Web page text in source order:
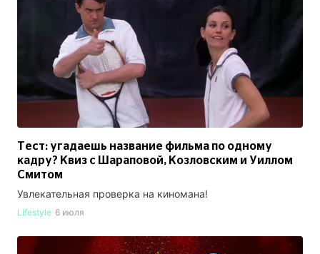
Тест: угадаешь название фильма по одному
кадру? Квиз с Шараповой, Козловским и Уиллом
Смитом
Увлекательная проверка на киномана!
Lifestyle 6 июля